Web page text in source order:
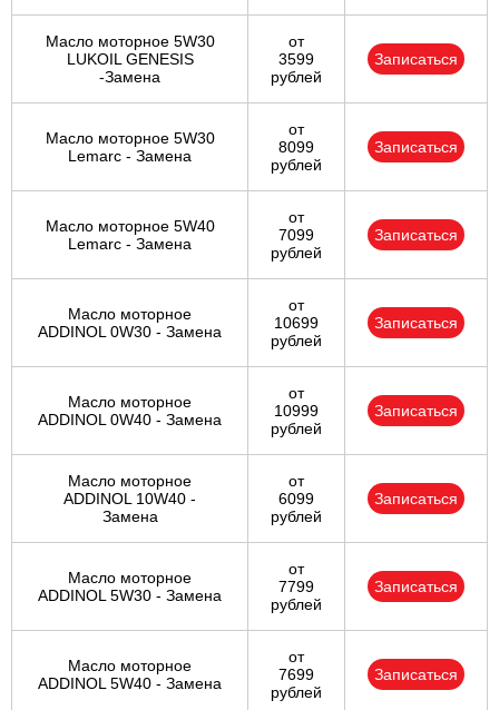
Масло моторное 5W30
LUKOIL GENESIS
-Замена
от
3599
рублей
Записаться
Масло моторное 5W30
Lemarc - Замена
от
8099
рублей
Записаться
Масло моторное 5W40
Lemarc - Замена
от
7099
рублей
Записаться
Масло моторное
ADDINOL 0W30 - Замена
от
10699
рублей
Записаться
Масло моторное
ADDINOL 0W40 - Замена
от
10999
рублей
Записаться
Масло моторное
ADDINOL 10W40 -
Замена
от
6099
рублей
Записаться
Масло моторное
ADDINOL 5W30 - Замена
от
7799
рублей
Записаться
Масло моторное
ADDINOL 5W40 - Замена
от
7699
рублей
Записаться